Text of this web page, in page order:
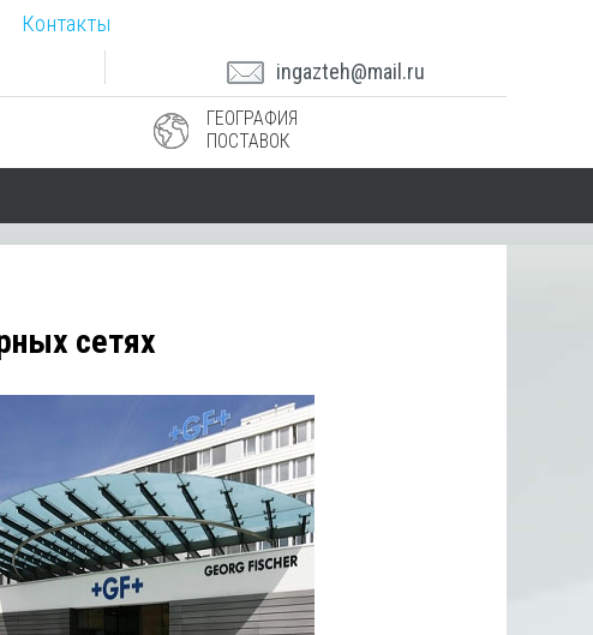
Контакты
ingazteh@mail.ru
ГЕОГРАФИЯ
ПОСТАВОК
сетях